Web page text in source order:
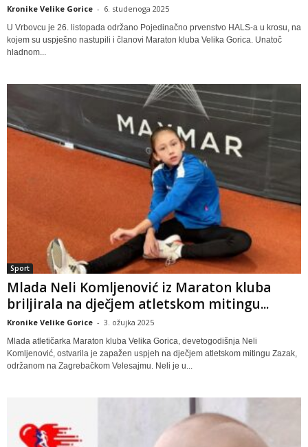
Kronike Velike Gorice - 6. studenoga 2025
U Vrbovcu je 26. listopada održano Pojedinačno prvenstvo HALS-a u krosu, na
kojem su uspješno nastupili i članovi Maraton kluba Velika Gorica. Unatoč
hladnom...
Sport
Mlada Neli Komljenović iz Maraton kluba
briljirala na dječjem atletskom mitingu...
Kronike Velike Gorice - 3. ožujka 2025
Mlada atletičarka Maraton kluba Velika Gorica, devetogodišnja Neli
Komljenović, ostvarila je zapažen uspjeh na dječjem atletskom mitingu Zazak,
održanom na Zagrebačkom Velesajmu. Neli je u...